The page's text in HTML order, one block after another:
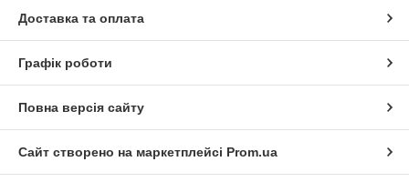
Доставка та оплата
Графік роботи
Повна версія сайту
Сайт створено на маркетплейсі Prom.ua